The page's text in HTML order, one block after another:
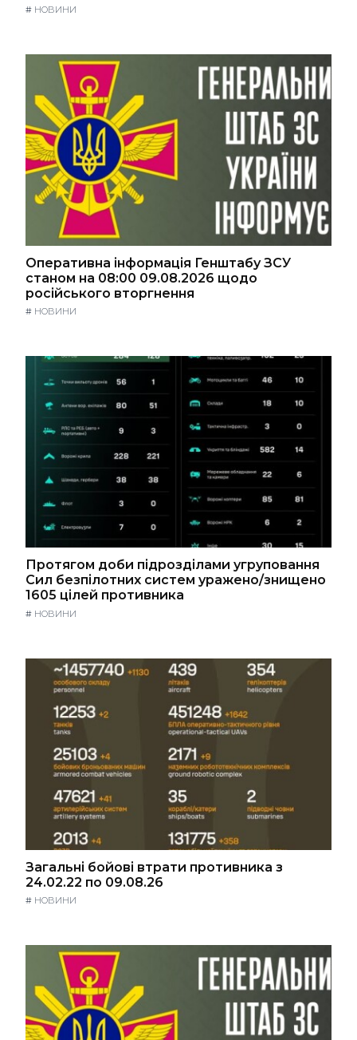
# НОВИНИ
Оперативна інформація Генштабу ЗСУ
станом на 08:00 09.08.2026 щодо
російського вторгнення
# НОВИНИ
Протягом доби підрозділами угруповання
Сил безпілотних систем уражено/знищено
1605 цілей противника
# НОВИНИ
Загальні бойові втрати противника з
24.02.22 по 09.08.26
# НОВИНИ